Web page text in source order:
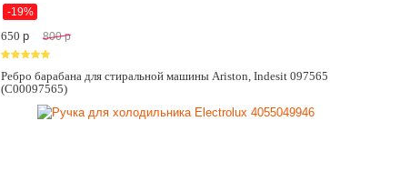
-19%
650p 800 p
Ребро барабана для стиральной машины Ariston, Indesit 097565
(C00097565)